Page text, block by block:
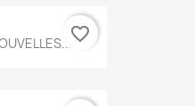
favorite_border